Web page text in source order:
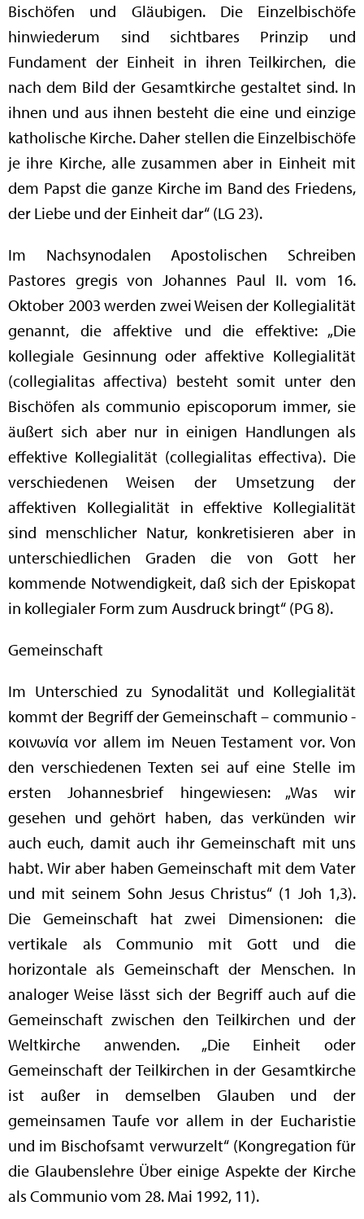
Bischöfen und Gläubigen. Die Einzelbischöfe
hinwiederum sind sichtbares Prinzip und
Fundament der Einheit in ihren Teilkirchen, die
nach dem Bild der Gesamtkirche gestaltet sind. In
ihnen und aus ihnen besteht die eine und einzige
katholische Kirche. Daher stellen die Einzelbischöfe
je ihre Kirche, alle zusammen aber in Einheit mit
dem Papst die ganze Kirche im Band des Friedens,
der Liebe und der Einheit dar“ (LG 23).
Im Nachsynodalen Apostolischen Schreiben
Pastores gregis von Johannes Paul II. vom 16.
Oktober 2003 werden zwei Weisen der Kollegialität
genannt, die affektive und die effektive: „Die
kollegiale Gesinnung oder affektive Kollegialität
(collegialitas affectiva) besteht somit unter den
Bischöfen als communio episcoporum immer, sie
äußert sich aber nur in einigen Handlungen als
effektive Kollegialität (collegialitas effectiva). Die
verschiedenen Weisen der Umsetzung der
affektiven Kollegialität in effektive Kollegialität
sind menschlicher Natur, konkretisieren aber in
unterschiedlichen Graden die von Gott her
kommende Notwendigkeit, daß sich der Episkopat
in kollegialer Form zum Ausdruck bringt“ (PG 8).
Gemeinschaft
Im Unterschied zu Synodalität und Kollegialität
kommt der Begriff der Gemeinschaft – communio -
κοινωνία vor allem im Neuen Testament vor. Von
den verschiedenen Texten sei auf eine Stelle im
ersten Johannesbrief hingewiesen: „Was wir
gesehen und gehört haben, das verkünden wir
auch euch, damit auch ihr Gemeinschaft mit uns
habt. Wir aber haben Gemeinschaft mit dem Vater
und mit seinem Sohn Jesus Christus“ (1 Joh 1,3).
Die Gemeinschaft hat zwei Dimensionen: die
vertikale als Communio mit Gott und die
horizontale als Gemeinschaft der Menschen. In
analoger Weise lässt sich der Begriff auch auf die
Gemeinschaft zwischen den Teilkirchen und der
Weltkirche anwenden. „Die Einheit oder
Gemeinschaft der Teilkirchen in der Gesamtkirche
ist außer in demselben Glauben und der
gemeinsamen Taufe vor allem in der Eucharistie
und im Bischofsamt verwurzelt“ (Kongregation für
die Glaubenslehre Über einige Aspekte der Kirche
als Communio vom 28. Mai 1992, 11).